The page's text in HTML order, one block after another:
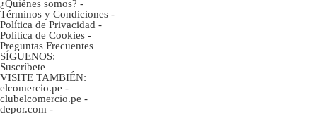
¿Quiénes somos? -
Términos y Condiciones -
Política de Privacidad -
Politica de Cookies -
Preguntas Frecuentes
SÍGUENOS:
Suscríbete
VISITE TAMBIÉN:
elcomercio.pe -
clubelcomercio.pe -
depor.com -